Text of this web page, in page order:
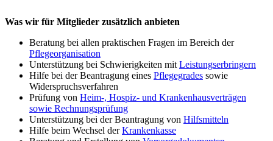
Was wir für Mitglieder zusätzlich anbieten
Beratung bei allen praktischen Fragen im Bereich der
Pflegeorganisation
Unterstützung bei Schwierigkeiten mit Leistungserbringern
Hilfe bei der Beantragung eines Pflegegrades sowie
Widerspruchsverfahren
Prüfung von Heim-, Hospiz- und Krankenhausverträgen
sowie Rechnungsprüfung
Unterstützung bei der Beantragung von Hilfsmitteln
Hilfe beim Wechsel derKrankenkasse